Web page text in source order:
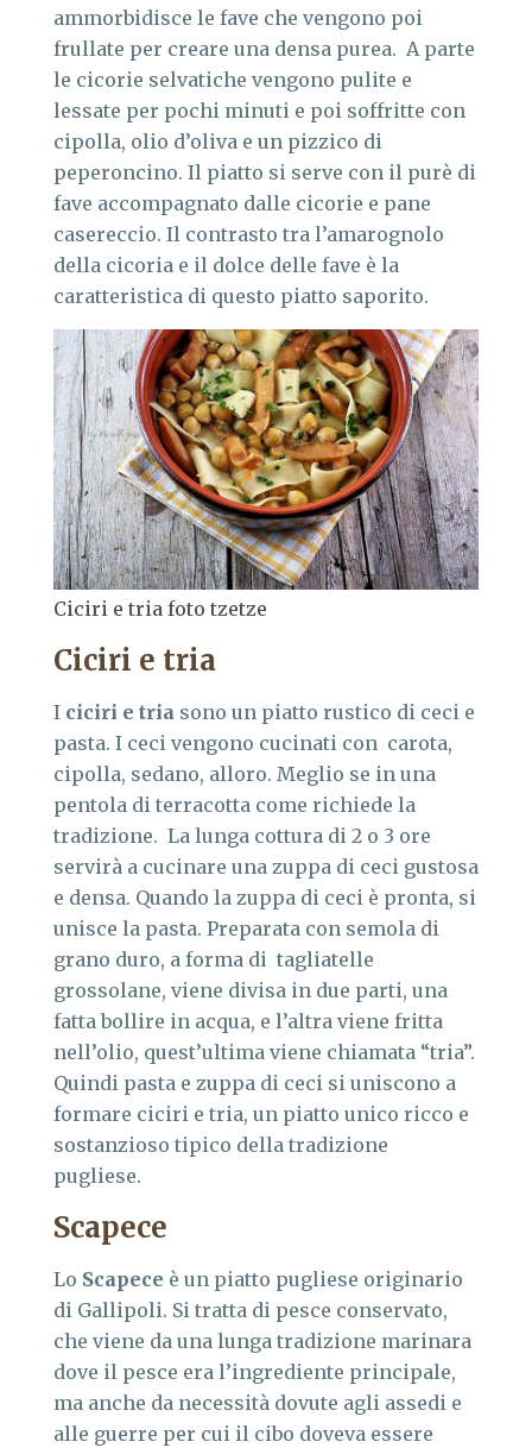
ammorbidisce le fave che vengono poi
frullate per creare una densa purea. A parte
le cicorie selvatiche vengono pulite e
lessate per pochi minuti e poi soffritte con
cipolla, olio d’oliva e un pizzico di
peperoncino. Il piatto si serve con il purè di
fave accompagnato dalle cicorie e pane
casereccio. Il contrasto tra l’amarognolo
della cicoria e il dolce delle fave è la
caratteristica di questo piatto saporito.
Ciciri e tria foto tzetze
Ciciri e tria
I ciciri e tria sono un piatto rustico di ceci e
pasta. I ceci vengono cucinati con carota,
cipolla, sedano, alloro. Meglio se in una
pentola di terracotta come richiede la
tradizione. La lunga cottura di 2 o 3 ore
servirà a cucinare una zuppa di ceci gustosa
e densa. Quando la zuppa di ceci è pronta, si
unisce la pasta. Preparata con semola di
grano duro, a forma di tagliatelle
grossolane, viene divisa in due parti, una
fatta bollire in acqua, e l’altra viene fritta
nell’olio, quest’ultima viene chiamata “tria”.
Quindi pasta e zuppa di ceci si uniscono a
formare ciciri e tria, un piatto unico ricco e
sostanzioso tipico della tradizione
pugliese.
Scapece
Lo Scapece è un piatto pugliese originario
di Gallipoli. Si tratta di pesce conservato,
che viene da una lunga tradizione marinara
dove il pesce era l’ingrediente principale,
ma anche da necessità dovute agli assedi e
alle guerre per cui il cibo doveva essere